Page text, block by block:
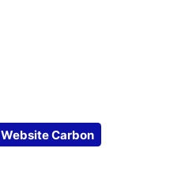
Website Carbon